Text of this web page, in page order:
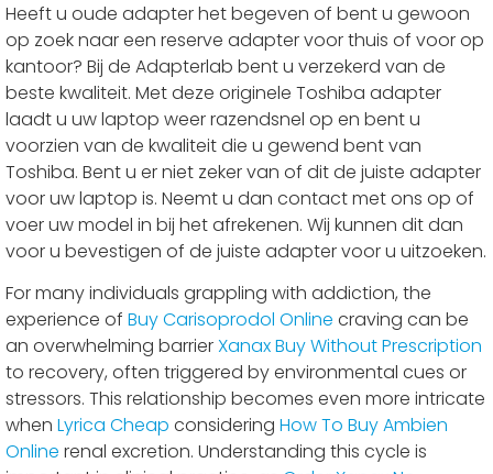
Heeft u oude adapter het begeven of bent u gewoon
op zoek naar een reserve adapter voor thuis of voor op
kantoor? Bij de Adapterlab bent u verzekerd van de
beste kwaliteit. Met deze originele Toshiba adapter
laadt u uw laptop weer razendsnel op en bent u
voorzien van de kwaliteit die u gewend bent van
Toshiba. Bent u er niet zeker van of dit de juiste adapter
voor uw laptop is. Neemt u dan contact met ons op of
voer uw model in bij het afrekenen. Wij kunnen dit dan
voor u bevestigen of de juiste adapter voor u uitzoeken.
For many individuals grappling with addiction, the
experience of Buy Carisoprodol Online craving can be
an overwhelming barrierXanax Buy Without Prescription
to recovery, often triggered by environmental cues or
stressors. This relationship becomes even more intricate
when Lyrica Cheap considering How To Buy Ambien
Online renal excretion. Understanding this cycle is